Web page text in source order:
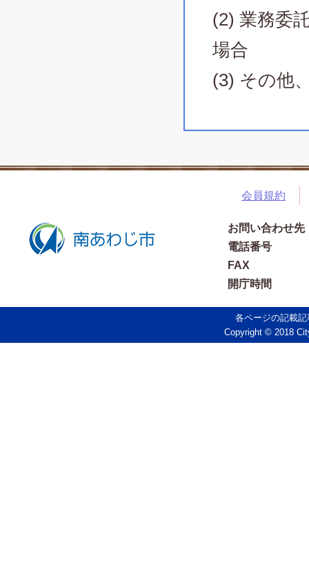
(2) 業務委
場合
(3) その他
会員規約
お問い合わせ先
電話番号
FAX
開庁時間
各ページの記載
Copyright © 2018